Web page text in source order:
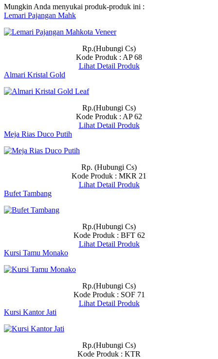
Mungkin Anda menyukai produk-produk ini :
Lemari Pajangan Mahk
Rp.(Hubungi Cs)
Kode Produk : AP 68
Lihat Detail Produk
Almari Kristal Gold
Rp.(Hubungi Cs)
Kode Produk : AP 62
Lihat Detail Produk
Meja Rias Duco Putih
Rp. (Hubungi Cs)
Kode Produk : MKR 21
Lihat Detail Produk
Bufet Tambang
Rp.(Hubungi Cs)
Kode Produk : BFT 62
Lihat Detail Produk
Kursi Tamu Monako
Rp.(Hubungi Cs)
Kode Produk : SOF 71
Lihat Detail Produk
Kursi Kantor Jati
Rp.(Hubungi Cs)
Kode Produk : KTR